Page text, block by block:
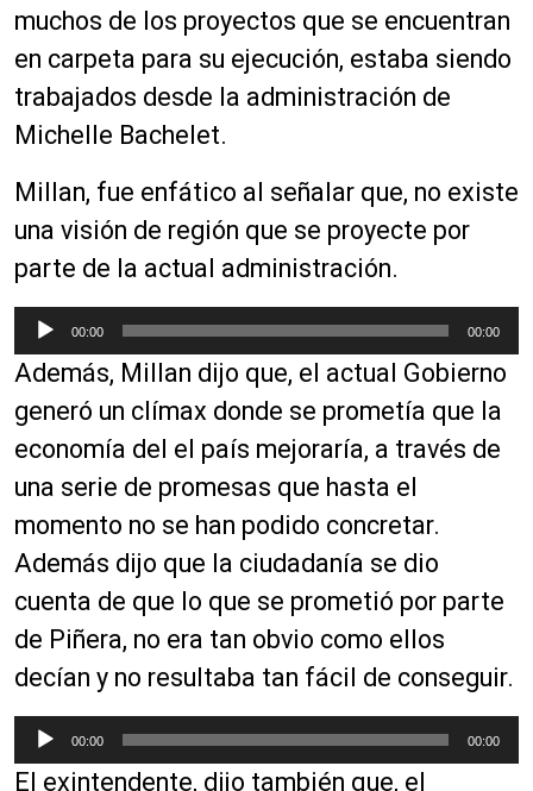
muchos de los proyectos que se encuentran
en carpeta para su ejecución, estaba siendo
trabajados desde la administración de
Michelle Bachelet.
Millan, fue enfático al señalar que, no existe
una visión de región que se proyecte por
parte de la actual administración.
e
p
r
o
d
u
c
o
r
d
a
u
i
00:00 00:00
Además, Millan dijo que, el actual Gobierno
generó un clímax donde se prometía que la
economía del el país mejoraría, a través de
una serie de promesas que hasta el
momento no se han podido concretar.
Además dijo que la ciudadanía se dio
cuenta de que lo que se prometió por parte
de Piñera, no era tan obvio como ellos
decían y no resultaba tan fácil de conseguir.
e
00:00 00:00
El exintendente, dijo también que, el